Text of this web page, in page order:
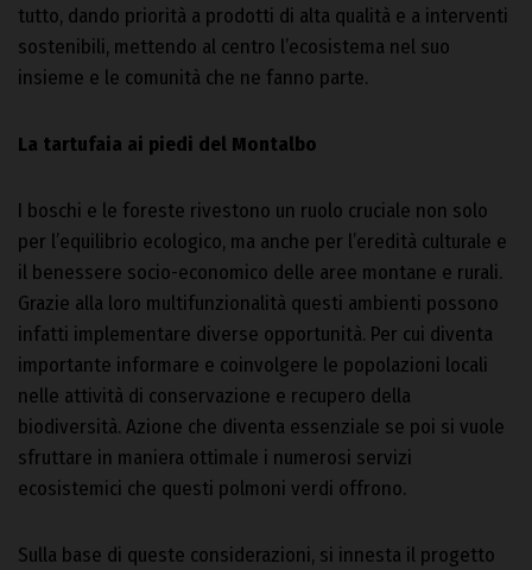
tutto, dando priorità a prodotti di alta qualità e a interventi
sostenibili, mettendo al centro l’ecosistema nel suo
insieme e le comunità che ne fanno parte.
La tartufaia ai piedi del Montalbo
I boschi e le foreste rivestono un ruolo cruciale non solo
per l’equilibrio ecologico, ma anche per l’eredità culturale e
il benessere socio-economico delle aree montane e rurali.
Grazie alla loro multifunzionalità questi ambienti possono
infatti implementare diverse opportunità. Per cui diventa
importante informare e coinvolgere le popolazioni locali
nelle attività di conservazione e recupero della
biodiversità. Azione che diventa essenziale se poi si vuole
sfruttare in maniera ottimale i numerosi servizi
ecosistemici che questi polmoni verdi offrono.
Sulla base di queste considerazioni, si innesta il progetto